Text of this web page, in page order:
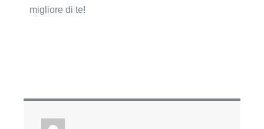
migliore di te!